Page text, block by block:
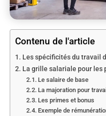
Contenu de l'article
Les spécificités du travail
La grille salariale pour les
Le salaire de base
La majoration pour
Les primes et bonus
Exemple de